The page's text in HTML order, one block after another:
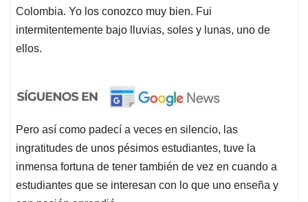
Colombia. Yo los conozco muy bien. Fui
intermitentemente bajo lluvias, soles y lunas, uno de
ellos.
Pero así como padecí a veces en silencio, las
ingratitudes de unos pésimos estudiantes, tuve la
inmensa fortuna de tener también de vez en cuando a
estudiantes que se interesan con lo que uno enseña y